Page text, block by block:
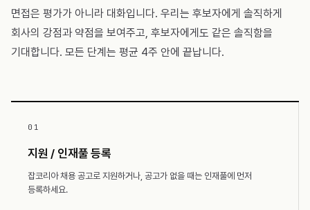
면접은 평가가 아니라 대화입니다. 우리는 후보자에게 솔직하게
회사의 강점과 약점을 보여주고, 후보자에게도 같은 솔직함을
기대합니다. 모든 단계는 평균 4주 안에 끝납니다.
01
지원 / 인재풀 등록
잡코리아 채용 공고로 지원하거나, 공고가 없을 때는 인재풀에 먼저
등록하세요.